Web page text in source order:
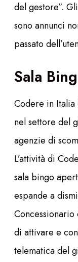
del gestore”.
sono annunci
passato
Sala
Codere in Italia
nel settore del
agenzie di
L’attività di
sala bingo
espande a
di attivare e
telematica del